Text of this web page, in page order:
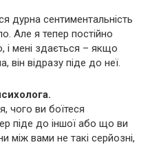
дурна сентиментальність
Але я тепер постійно
і мені здається – якщо
відразу піде до неї.
чого ви боїтеся
піде до іншої або що ви
між вами не такі серйозні,